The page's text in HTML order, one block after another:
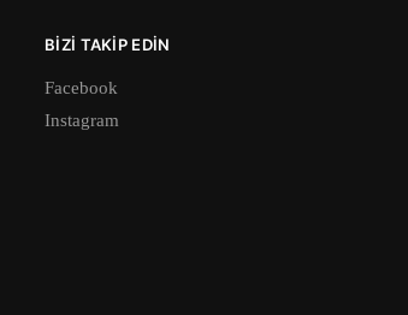
BIZI TAKIP EDIN
Facebook
Instagram